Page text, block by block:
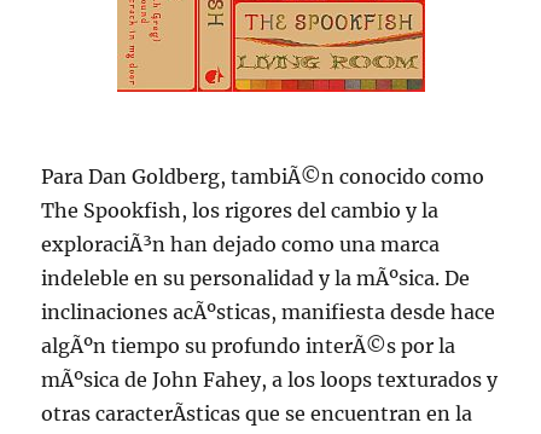
Para Dan Goldberg, tambiÃ©n conocido como
The Spookfish, los rigores del cambio y la
exploraciÃ³n han dejado como una marca
indeleble en su personalidad y la mÃºsica. De
inclinaciones acÃºsticas, manifiesta desde hace
algÃºn tiempo su profundo interÃ©s por la
mÃºsica de John Fahey, a los loops texturados y
otras caracterÃ­sticas que se encuentran en la